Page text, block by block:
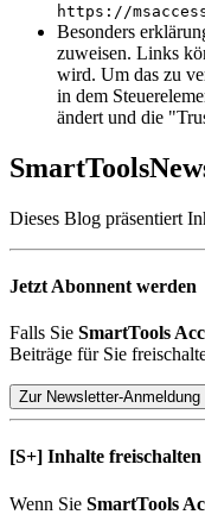
https://
Besonders
zuweisen. Links
wird. Um das zu
in dem
ändert und die
SmartTools
Dieses Blog präsentiert
Jetzt Abonnent werden
Falls Sie SmartTools
Beiträge für Sie
Zur Newsletter-Anmeldung
[S+] Inhalte freischalten
Wenn Sie SmartTools